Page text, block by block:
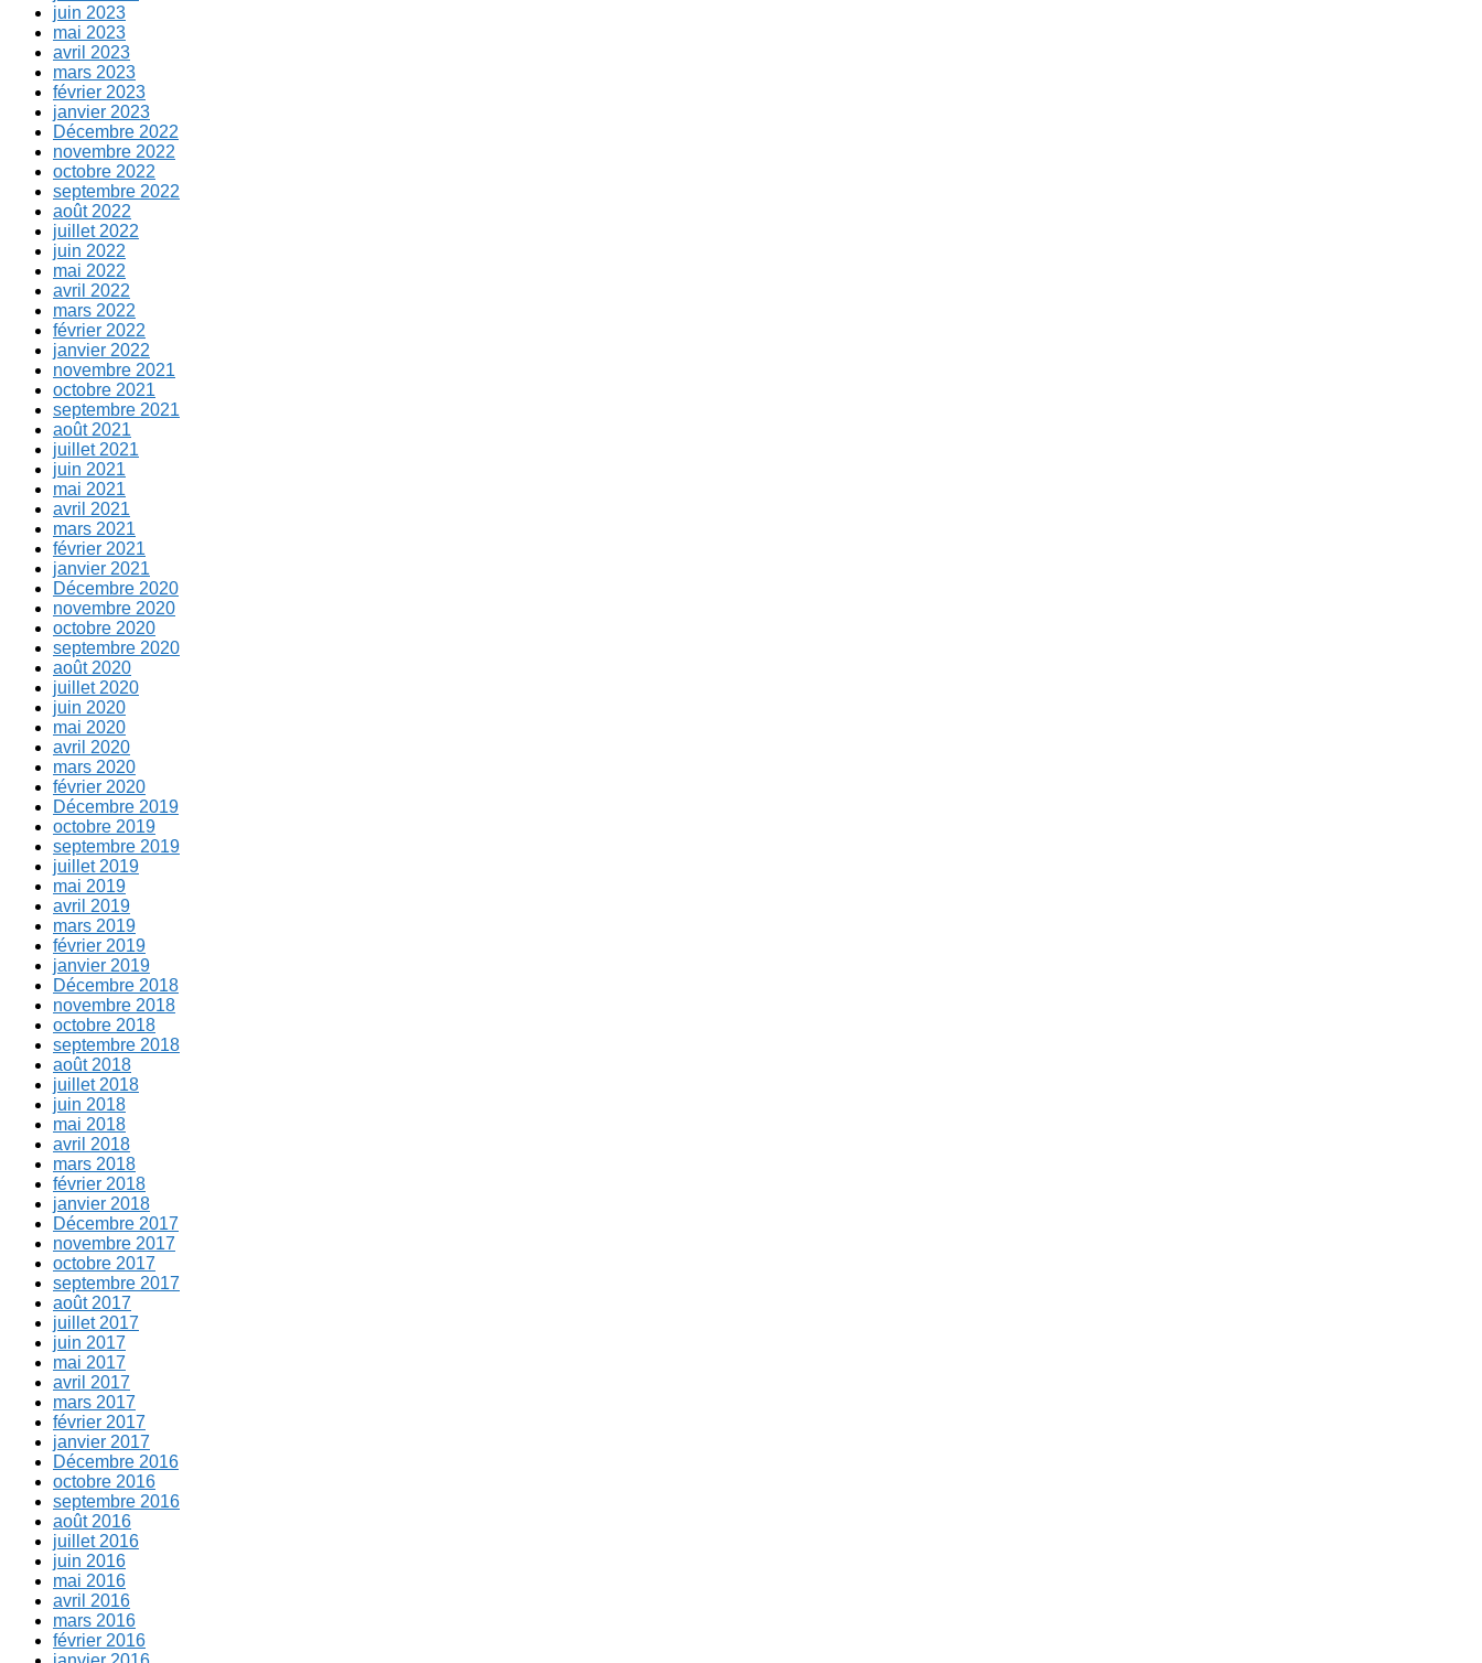
juin 2023
mai 2023
avril 2023
mars 2023
février 2023
janvier 2023
Décembre 2022
novembre 2022
octobre 2022
septembre 2022
août 2022
juillet 2022
juin 2022
mai 2022
avril 2022
mars 2022
février 2022
janvier 2022
novembre 2021
octobre 2021
septembre 2021
août 2021
juillet 2021
juin 2021
mai 2021
avril 2021
mars 2021
février 2021
janvier 2021
Décembre 2020
novembre 2020
octobre 2020
septembre 2020
août 2020
juillet 2020
juin 2020
mai 2020
avril 2020
mars 2020
février 2020
Décembre 2019
octobre 2019
septembre 2019
juillet 2019
mai 2019
avril 2019
mars 2019
février 2019
janvier 2019
Décembre 2018
novembre 2018
octobre 2018
septembre 2018
août 2018
juillet 2018
juin 2018
mai 2018
avril 2018
mars 2018
février 2018
janvier 2018
Décembre 2017
novembre 2017
octobre 2017
septembre 2017
août 2017
juillet 2017
juin 2017
mai 2017
avril 2017
mars 2017
février 2017
janvier 2017
Décembre 2016
octobre 2016
septembre 2016
août 2016
juillet 2016
juin 2016
mai 2016
avril 2016
mars 2016
février 2016